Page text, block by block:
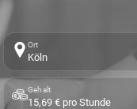
Ort
Köln
Gehalt
15,69 € pro Stunde